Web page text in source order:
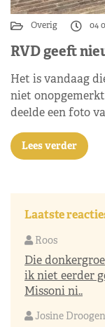
Overig 04
RVD geeft
Het is vandaag
niet
deelde een foto
Lees verder
Laatste
Roos
Die
ik niet eerder
Missoni ni..
Josine